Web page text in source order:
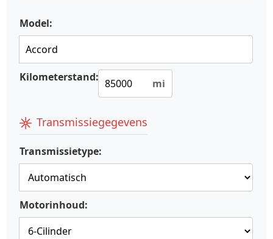
Model:
Kilometerstand: mi
Transmissiegegevens
Transmissietype:
Motorinhoud: